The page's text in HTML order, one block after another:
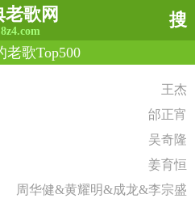
老歌网 搜
老歌Top500
王杰
邰正宵
吴奇隆
姜育恒
周华健&黄耀明&成龙&李宗盛